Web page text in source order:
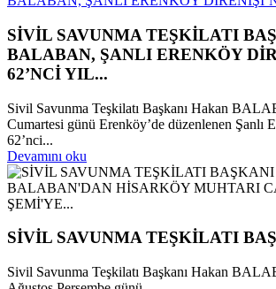
SİVİL SAVUNMA TEŞKİLATI
BALABAN, ŞANLI ERENKÖY
62’NCİ YIL...
Sivil Savunma Teşkilatı Başkanı Hakan
Cumartesi günü Erenköy’de düzenlenen Şanlı
62’nci...
Devamını oku
SİVİL SAVUNMA TEŞKİLATI
Sivil Savunma Teşkilatı Başkanı Hakan